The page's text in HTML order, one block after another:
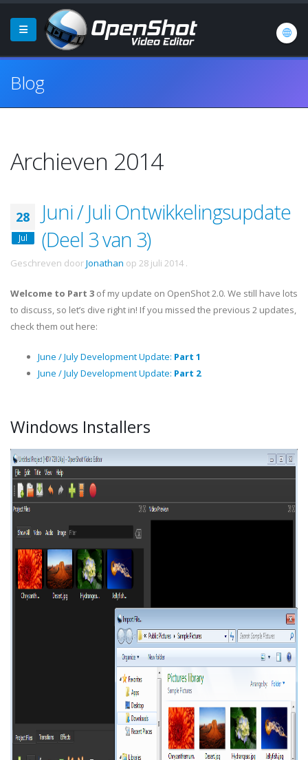
Blog
Archieven 2014
28
Jul
Juni / Juli Ontwikkelingsupdate
(Deel 3 van 3)
Geschreven doorJonathan op 28 juli 2014 .
Welcome to Part 3 of my update on OpenShot 2.0. We still have lots
to discuss, so let’s dive right in! If you missed the previous 2 updates,
check them out here:
June / July Development Update: Part 1
June / July Development Update: Part 2
Windows Installers